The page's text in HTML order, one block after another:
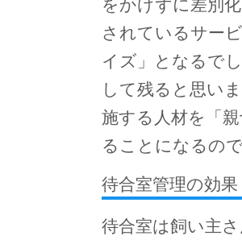
をかけずに差別
されているサー
イズ」となるで
して残ると思い
施する人材を「
ることになるの
待合室管理の効果
待合室は飼い主